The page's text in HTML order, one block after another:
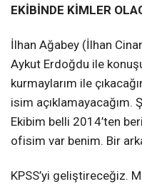
EKİBİNDE KİMLER
İlhan Ağabey (İlhan
Aykut Erdoğdu ile
kurmaylarım ile
isim açıklamayacağım.
Ekibim belli 2014’ten
ofisim var benim. Bir
KPSS’yi geliştireceğiz.